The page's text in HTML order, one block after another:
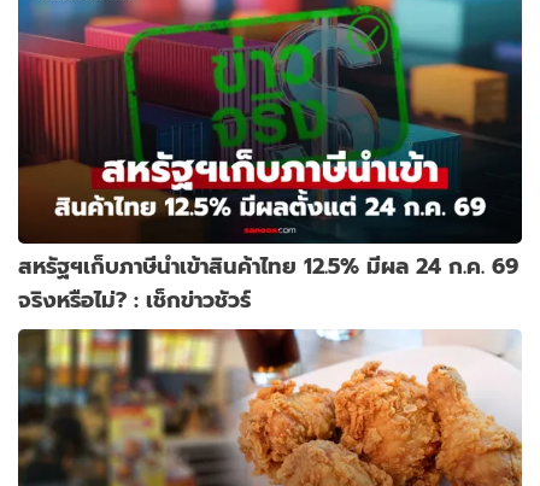
สหรัฐฯเก็บภาษีนำเข้าสินค้าไทย 12.5% มีผล 24 ก.ค. 69
จริงหรือไม่? : เช็กข่าวชัวร์